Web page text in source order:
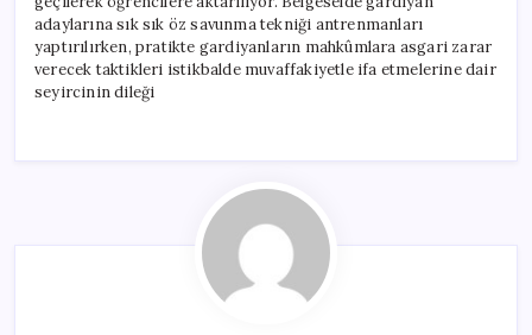
adaylarına sık sık öz savunma tekniği antrenmanları
yaptırılırken, pratikte gardiyanların mahkûmlara asgari zarar
verecek taktikleri istikbalde muvaffakiyetle ifa etmelerine dair
seyircinin dileği